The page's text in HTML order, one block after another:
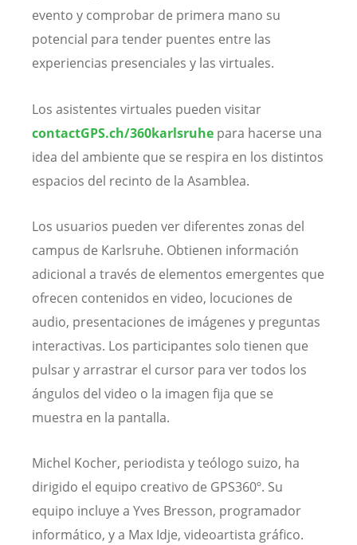
evento y comprobar de primera mano su
potencial para tender puentes entre las
experiencias presenciales y las virtuales.
Los asistentes virtuales pueden visitar
contactGPS.ch/360karlsruhe para hacerse una
idea del ambiente que se respira en los distintos
espacios del recinto de la Asamblea.
Los usuarios pueden ver diferentes zonas del
campus de Karlsruhe. Obtienen información
adicional a través de elementos emergentes que
ofrecen contenidos en video, locuciones de
audio, presentaciones de imágenes y preguntas
interactivas. Los participantes solo tienen que
pulsar y arrastrar el cursor para ver todos los
ángulos del video o la imagen fija que se
muestra en la pantalla.
Michel Kocher, periodista y teólogo suizo, ha
dirigido el equipo creativo de GPS360º. Su
equipo incluye a Yves Bresson, programador
informático, y a Max Idje, videoartista gráfico.